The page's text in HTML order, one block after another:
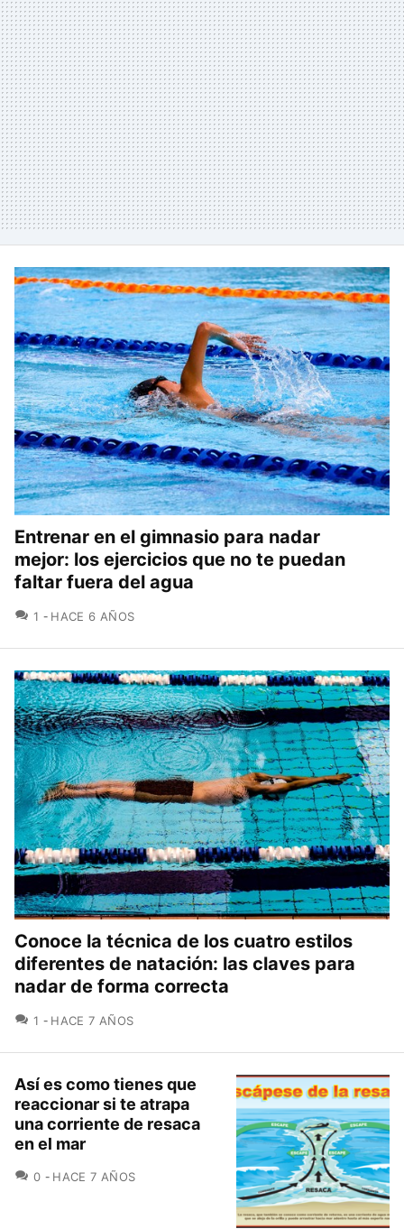
Entrenar en el gimnasio para nadar
mejor: los ejercicios que no te puedan
faltar fuera del agua
1 COMENTARIOS
HACE 6 AÑOS
Conoce la técnica de los cuatro estilos
diferentes de natación: las claves para
nadar de forma correcta
1 COMENTARIOS
HACE 7 AÑOS
Así es como tienes que
reaccionar si te atrapa
una corriente de resaca
en el mar
0 COMENTARIOS
HACE 7 AÑOS